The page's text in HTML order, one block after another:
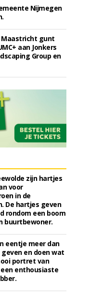
Nijmegen
Maastricht gunt
aan Jonkers
Group en
zijn hartjes
voor
in de
De hartjes geven
rondom een boom
buurtbewoner.
eentje meer dan
en doen wat
portret van
enthousiaste